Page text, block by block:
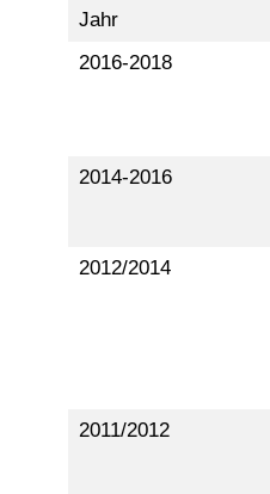
Jahr
2016-2018
2014-2016
2012/2014
2011/2012